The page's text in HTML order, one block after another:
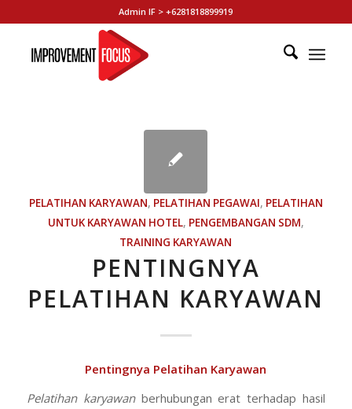
Admin IF > +6281818899919
PELATIHAN KARYAWAN, PELATIHAN PEGAWAI, PELATIHAN
UNTUK KARYAWAN HOTEL, PENGEMBANGAN SDM,
TRAINING KARYAWAN
PENTINGNYA
PELATIHAN KARYAWAN
Pentingnya Pelatihan Karyawan
Pelatihan karyawan berhubungan erat terhadap hasil